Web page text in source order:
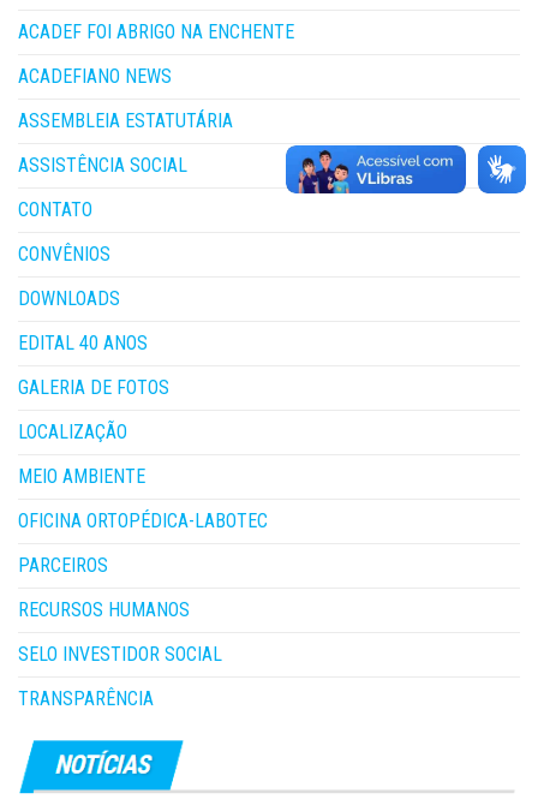
ACADEF FOI ABRIGO NA ENCHENTE
ACADEFIANO NEWS
ASSEMBLEIA ESTATUTÁRIA
ASSISTÊNCIA SOCIAL
CONTATO
CONVÊNIOS
DOWNLOADS
EDITAL 40 ANOS
GALERIA DE FOTOS
LOCALIZAÇÃO
MEIO AMBIENTE
OFICINA ORTOPÉDICA-LABOTEC
PARCEIROS
RECURSOS HUMANOS
SELO INVESTIDOR SOCIAL
TRANSPARÊNCIA